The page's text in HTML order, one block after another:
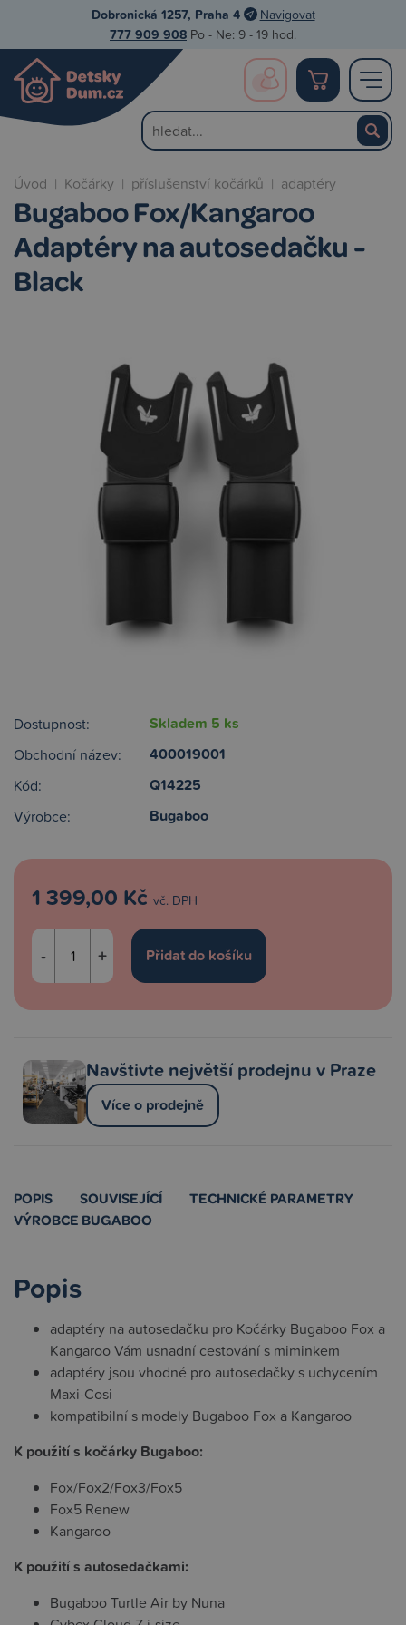
Dobronická 1257, Praha 4 Navigovat
777 909 908 Po - Ne: 9 - 19 hod.
Úvod | Kočárky | příslušenství kočárků | adaptéry
Bugaboo Fox/Kangaroo
Adaptéry na autosedačku -
Black
Dostupnost: Skladem 5 ks
Obchodní název: 400019001
Kód: Q14225
Výrobce: Bugaboo
1 399,00 Kč vč. DPH
- +
Navštivte největší prodejnu v Praze
Více o prodejně
POPIS SOUVISEJÍCÍ
TECHNICKÉ PARAMETRY
VÝROBCE BUGABOO
Popis
adaptéry na autosedačku pro Kočárky Bugaboo Fox a
Kangaroo Vám usnadní cestování s miminkem
adaptéry jsou vhodné pro autosedačky s uchycením
Maxi-Cosi
kompatibilní s modely Bugaboo Fox a Kangaroo
K použití s kočárky Bugaboo:
Fox/Fox2/Fox3/Fox5
Fox5 Renew
Kangaroo
K použití s autosedačkami:
Bugaboo Turtle Air by Nuna